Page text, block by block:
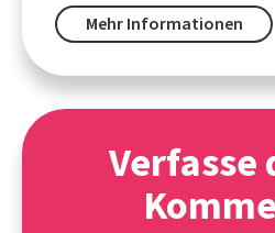
Mehr Informationen
Verfasse